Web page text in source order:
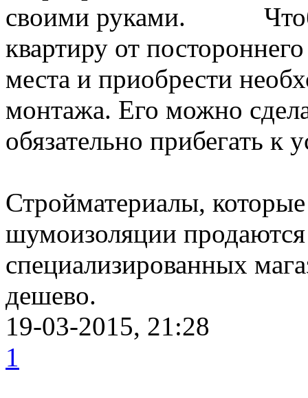
квартиру от
места и приобрести
монтажа. Его можно
обязательно прибегать к
Стройматериалы,
шумоизоляции продаются
специализированных
дешево.
19-03-2015, 21:28
1